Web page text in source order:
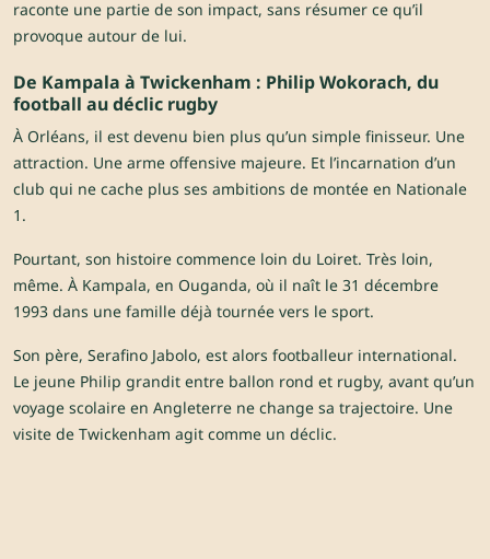
raconte une partie de son impact, sans résumer ce qu’il
provoque autour de lui.
De Kampala à Twickenham : Philip Wokorach, du
football au déclic rugby
À Orléans, il est devenu bien plus qu’un simple finisseur. Une
attraction. Une arme offensive majeure. Et l’incarnation d’un
club qui ne cache plus ses ambitions de montée en Nationale
1.
Pourtant, son histoire commence loin du Loiret. Très loin,
même. À Kampala, en Ouganda, où il naît le 31 décembre
1993 dans une famille déjà tournée vers le sport.
Son père, Serafino Jabolo, est alors footballeur international.
Le jeune Philip grandit entre ballon rond et rugby, avant qu’un
voyage scolaire en Angleterre ne change sa trajectoire. Une
visite de Twickenham agit comme un déclic.